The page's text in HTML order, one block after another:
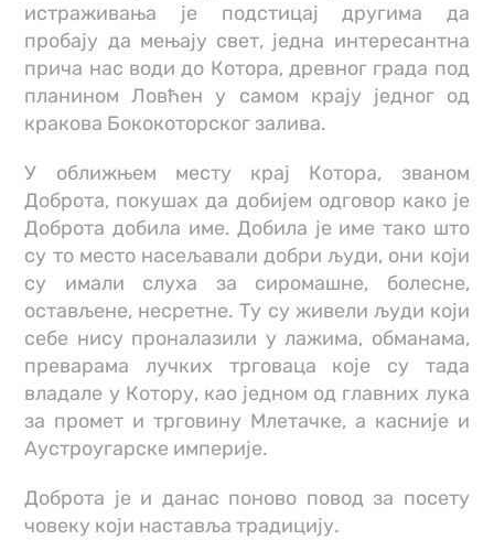
истраживања је подстицај другима да
пробају да мењају свет, једна интересантна
прича нас води до Котора, древног града под
планином Ловћен у самом крају једног од
кракова Бококоторског залива.
У оближњем месту крај Котора, званом
Доброта, покушах да добијем одговор како је
Доброта добила име. Добила је име тако што
су то место насељавали добри људи, они који
су имали слуха за сиромашне, болесне,
остављене, несретне. Ту су живели људи који
себе нису проналазили у лажима, обманама,
преварама лучких трговаца које су тада
владале у Котору, као једном од главних лука
за промет и трговину Млетачке, а касније и
Аустроугарске империје.
Доброта је и данас поново повод за посету
човеку који наставља традицију.